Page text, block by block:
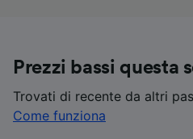
Prezzi bassi questa
Trovati di recente da altri
Come funziona